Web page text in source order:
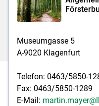
Museumgasse 5
A-9020 Klagenfurt
Telefon: 0463/5850-
Fax: 0463/5850-1289
E-Mail: